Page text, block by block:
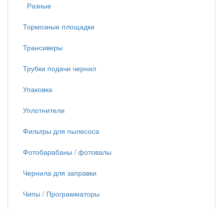
Разные
Тормозные площадки
Трансиверы
Трубки подачи чернил
Упаковка
Уплотнители
Фильтры для пылесоса
Фотобарабаны / фотовалы
Чернила для заправки
Чипы / Программаторы